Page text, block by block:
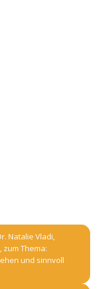
Natalie Vladi,
zum Thema:
und sinnvoll